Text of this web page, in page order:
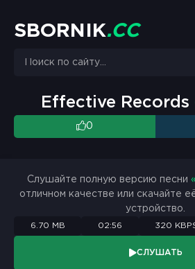
S BO R N K.CC
Effective Records
0
Слушайте полную версию песни
отличном качестве или скачайте
устройство.
6.70 MB 02:56 320
СЛУШАТЬ